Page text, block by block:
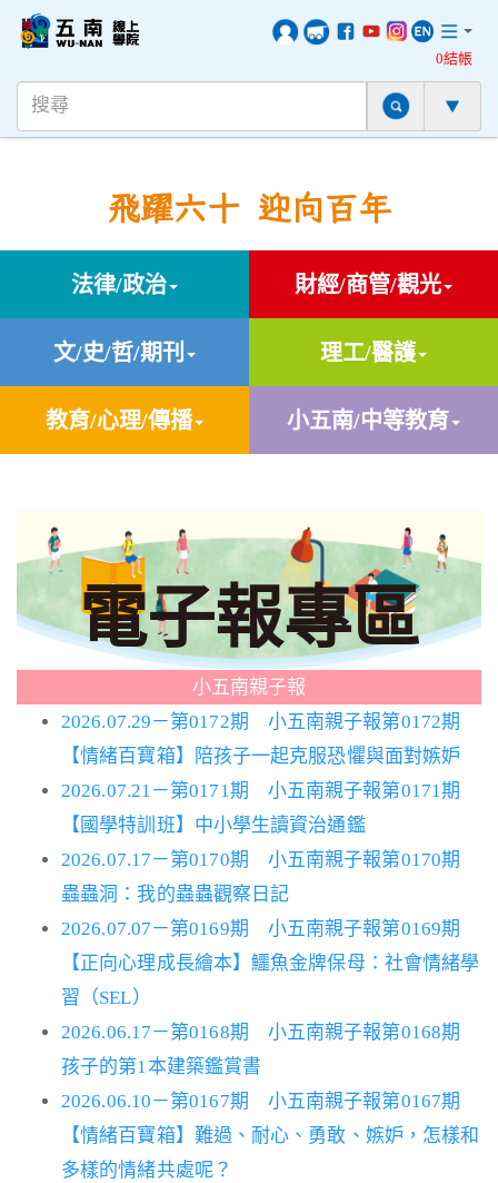
0結帳
飛躍六十 迎向百年
法律/政治 財經/商管/觀光
文/史/哲/期刊 理工/醫護
教育/心理/傳播 小五南/中等教育
電子報專區
小五南親子報
2026.07.29－第0172期 小五南親子報第0172期
【情緒百寶箱】陪孩子一起克服恐懼與面對嫉妒
2026.07.21－第0171期 小五南親子報第0171期
【國學特訓班】中小學生讀資治通鑑
2026.07.17－第0170期 小五南親子報第0170期
蟲蟲洞：我的蟲蟲觀察日記
2026.07.07－第0169期 小五南親子報第0169期
【正向心理成長繪本】鱷魚金牌保母：社會情緒學
習（SEL）
2026.06.17－第0168期 小五南親子報第0168期
孩子的第1本建築鑑賞書
2026.06.10－第0167期 小五南親子報第0167期
【情緒百寶箱】難過、耐心、勇敢、嫉妒，怎樣和
多樣的情緒共處呢？